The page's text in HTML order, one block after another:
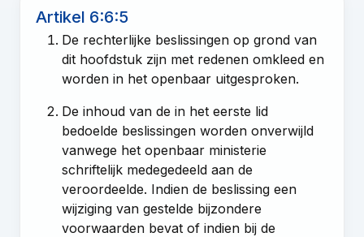
Artikel 6:6:5
De rechterlijke beslissingen op grond van
dit hoofdstuk zijn met redenen omkleed en
worden in het openbaar uitgesproken.
De inhoud van de in het eerste lid
bedoelde beslissingen worden onverwijld
vanwege het openbaar ministerie
schriftelijk medegedeeld aan de
veroordeelde. Indien de beslissing een
wijziging van gestelde bijzondere
voorwaarden bevat of indien bij de